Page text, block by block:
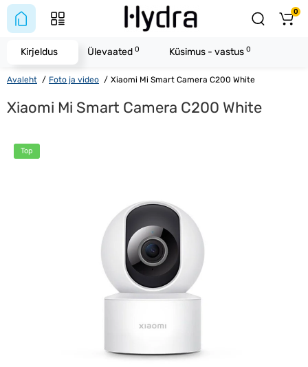
0
Avaleht Foto ja video Xiaomi Mi Smart Camera C200 White
Xiaomi Mi Smart Camera C200 White
Top
Kirjeldus Ülevaated 0 Küsimus - vastus 0